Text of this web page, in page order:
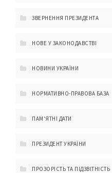
ЗВЕРНЕННЯ ПРЕЗИДЕНТА
НОВЕ У ЗАКОНОДАВСТВІ
НОВИНИ УКРАЇНИ
НОРМАТИВНО-ПРАВОВА БАЗА
ПАМ'ЯТНІ ДАТИ
ПРЕЗИДЕНТ УКРАЇНИ
ПРОЗОРІСТЬ ТА ПІДЗВІТНІСТЬ